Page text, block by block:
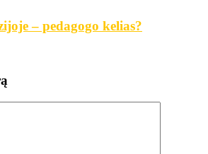
– pedagogo kelias?